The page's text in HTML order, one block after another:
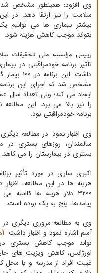
وی افزود: همینطور مشخص شد
سلامت را نیز ارتقا دهد. در
بیشتر بیماری ها می توانیم یک
بتواند موجب کاهش هزینه شود.
رییس مؤسسه ملی تحقیقات
تأثیر برنامه خودمراقبتی در
داشت: این
را نیز بالا می برد. این
برنامه خودمراقبتی بود.
وی اظهار نمود: در مطالعه
سالمندان، روزهای بستری در
بستری در بیمارستان را می کاهد.
اکبری ساری در مورد تأثیر
هزینه ها در این مطالعه،
۳۲۰۰ دلار هزینه ها
پیامدها، پنج به یک بوده است.
وی به مطالعه مروری دیگری در
آسم اشاره نمود و اظهار داشت:
تواند موجب کاهش بستری
اورژانس، کاهش ویزیت های
غیبت افراد از مدرسه و یا